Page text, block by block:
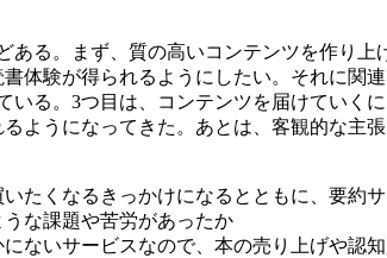
ある。まず、質の高いコンテンツを作り
体験が得られるようにしたい。それに関
いる。3つ目は、コンテンツを届けてい
ようになってきた。あとは、客観的な
たくなるきっかけになるとともに、要約
な課題や苦労があったか
ないサービスなので、本の売り上げや認